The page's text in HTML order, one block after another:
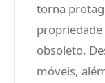
torna
propriedade
obsoleto.
móveis,